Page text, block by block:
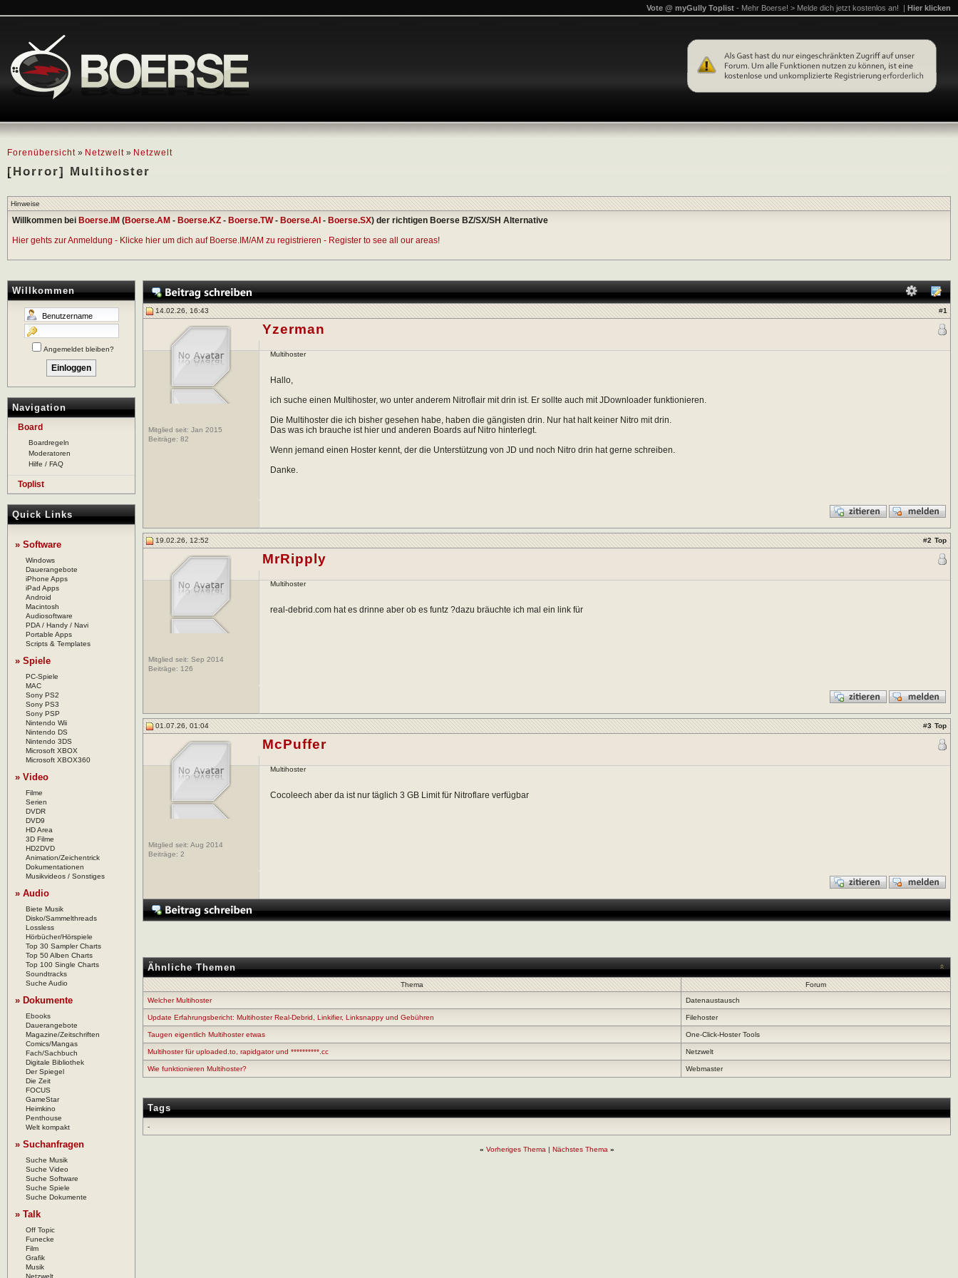
Forenübersicht » Netzwelt » Netzwelt
[Horror] Multihoster
Vote @ myGully Toplist - Mehr Boerse! > Melde dich jetzt kostenlos an! | Hier klicken
Hinweise
Willkommen bei Boerse.IM (Boerse.AM - Boerse.KZ - Boerse.TW- Boerse.AI - Boerse.SX) der richtigen Boerse BZ/SX/SH Alternative
Hier gehts zur Anmeldung - Klicke hier um dich auf Boerse.IM/AM zu registrieren - Register to see all our areas!
Willkommen
Angemeldet bleiben?
Navigation
Board
Boardregeln
Moderatoren
Hilfe / FAQ
Toplist
Quick Links
» Software
Windows
Dauerangebote
iPhone Apps
iPad Apps
Android
Macintosh
Audiosoftware
PDA / Handy / Navi
Portable Apps
Scripts & Templates
» Spiele
PC-Spiele
MAC
Sony PS2
Sony PS3
Sony PSP
Nintendo Wii
Nintendo DS
Nintendo 3DS
Microsoft XBOX
Microsoft XBOX360
» Video
Filme
Serien
DVDR
DVD9
HD Area
3D Filme
HD2DVD
Animation/Zeichentrick
Dokumentationen
Musikvideos / Sonstiges
» Audio
Biete Musik
Disko/Sammelthreads
Lossless
Hörbücher/Hörspiele
Top 30 Sampler Charts
Top 50 Alben Charts
Top 100 Single Charts
Soundtracks
Suche Audio
» Dokumente
Ebooks
Dauerangebote
Magazine/Zeitschriften
Comics/Mangas
Fach/Sachbuch
Digitale Bibliothek
Der Spiegel
Die Zeit
FOCUS
GameStar
Heimkino
Penthouse
Welt kompakt
» Suchanfragen
Suche Musik
Suche Video
Suche Software
Suche Spiele
Suche Dokumente
» Talk
Off Topic
Funecke
Film
Grafik
Musik
14.02.26, 16:43 #1
Mitglied seit: Jan 2015
Beiträge: 82
Yzerman
Multihoster
Hallo,
ich suche einen Multihoster, wo unter anderem Nitroflair mit drin ist. Er sollte auch mit JDownloader funktionieren.
Die Multihoster die ich bisher gesehen habe, haben die gängisten drin. Nur hat halt keiner Nitro mit drin.
Das was ich brauche ist hier und anderen Boards auf Nitro hinterlegt.
Wenn jemand einen Hoster kennt, der die Unterstützung von JD und noch Nitro drin hat gerne schreiben.
Danke.
19.02.26, 12:52 #2 Top
Mitglied seit: Sep 2014
Beiträge: 126
MrRipply
Multihoster
real-debrid.com hat es drinne aber ob es funtz ?dazu bräuchte ich mal ein link für
01.07.26, 01:04 #3 Top
Mitglied seit: Aug 2014
Beiträge: 2
McPuffer
Multihoster
Cocoleech aber da ist nur täglich 3 GB Limit für Nitroflare verfügbar
Ähnliche Themen
Thema
Forum
Welcher Multihoster
Datenaustausch
Update Erfahrungsbericht: Multihoster Real-Debrid, Linkifier, Linksnappy und Gebühren Filehoster
Taugen eigentlich Multihoster etwas One-Click-Hoster Tools
Multihoster für uploaded.to, rapidgator und **********.cc Netzwelt
Wie funktionieren Multihoster? Webmaster
Tags
-
« Vorheriges Thema| Nächstes Thema »